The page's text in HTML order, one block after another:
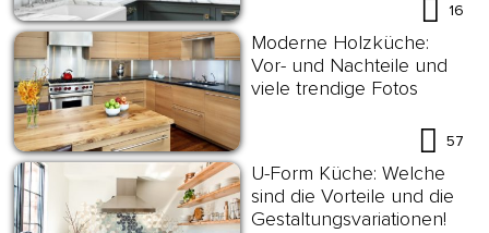
16
Moderne Holzküche:
Vor- und Nachteile und
viele trendige Fotos
57
U-Form Küche: Welche
sind die Vorteile und die
Gestaltungsvariationen!